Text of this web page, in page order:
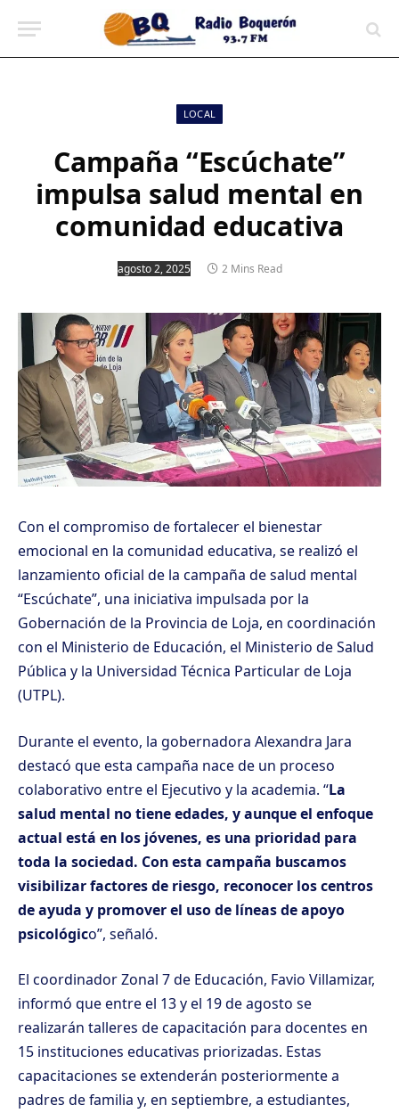
LOCAL
Campaña “Escúchate”
impulsa salud mental en
comunidad educativa
agosto 2, 2025 2 Mins Read
Con el compromiso de fortalecer el bienestar
emocional en la comunidad educativa, se realizó el
lanzamiento oficial de la campaña de salud mental
“Escúchate”, una iniciativa impulsada por la
Gobernación de la Provincia de Loja, en coordinación
con el Ministerio de Educación, el Ministerio de Salud
Pública y la Universidad Técnica Particular de Loja
(UTPL).
Durante el evento, la gobernadora Alexandra Jara
destacó que esta campaña nace de un proceso
colaborativo entre el Ejecutivo y la academia. “La
salud mental no tiene edades, y aunque el enfoque
actual está en los jóvenes, es una prioridad para
toda la sociedad. Con esta campaña buscamos
visibilizar factores de riesgo, reconocer los centros
de ayuda y promover el uso de líneas de apoyo
psicológico”, señaló.
El coordinador Zonal 7 de Educación, Favio Villamizar,
informó que entre el 13 y el 19 de agosto se
realizarán talleres de capacitación para docentes en
15 instituciones educativas priorizadas. Estas
capacitaciones se extenderán posteriormente a
padres de familia y, en septiembre, a estudiantes,